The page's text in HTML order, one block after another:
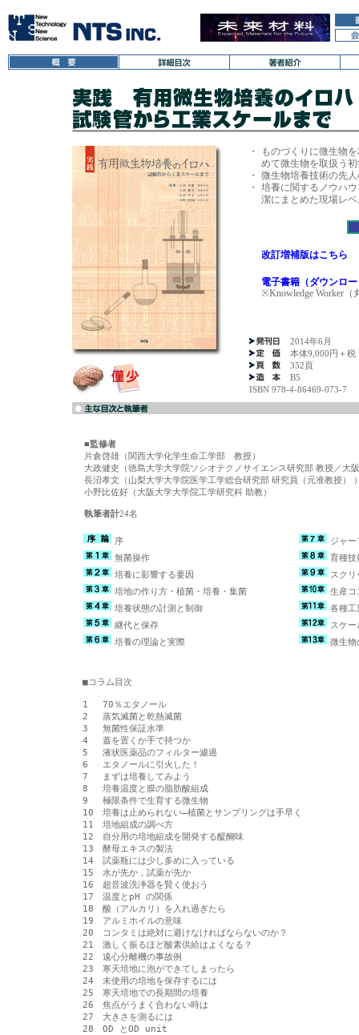
・
ものづくりに微生物
めて微生物を取扱う
・
微生物培養技術の先
・
培養に関するノウハ
潔にまとめた現場レ
改訂増補版はこちら
電子書籍（ダウンロ
※Knowledge Worker
2014年6月
本体9,000円＋税
352頁
B5
ISBN 978-4-86469-073-7
■監修者
片倉啓雄（関西大学化学生命工学部 教授）
大政健史（徳島大学大学院ソシオテクノサイエンス研究部 教授／
長沼孝文（山梨大学大学院医学工学総合研究部 研究員（元准教授）
小野比佐好（大阪大学大学院工学研究科 助教）
執筆者計24名
序
無菌操作
培養に影響する要因
培地の作り方・植菌・培養・集菌
培養状態の計測と制御
継代と保存
培養の理論と実際
ジャ
育種技
スク
生産コ
各種工
スケ
微生物
■コラム目次
1　 70％エタノール
2　 蒸気滅菌と乾熱滅菌
3　 無菌性保証水準
4　 蓋を置くか手で持つか
5　 液状医薬品のフィルター濾過
6　 エタノールに引火した！
7　 まずは培養してみよう
8　 培養温度と膜の脂肪酸組成
9　 極限条件で生育する微生物
10　培養は止められない―植菌とサンプリングは手早く
11　培地組成の調べ方
12　自分用の培地組成を開発する醍醐味
13　酵母エキスの製法
14　試薬瓶には少し多めに入っている
15　水が先か，試薬が先か
16　超音波洗浄器を賢く使おう
17　温度とpH の関係
18　酸（アルカリ）を入れ過ぎたら
19　アルミホイルの意味
20　コンタミは絶対に避けなければならないのか？
21　激しく振るほど酸素供給はよくなる？
22　遠心分離機の事故例
23　寒天培地に泡ができてしまったら
24　未使用の培地を保存するには
25　寒天培地での長期間の培養
26　焦点がうまく合わない時は
27　大きさを測るには
28　OD とOD unit